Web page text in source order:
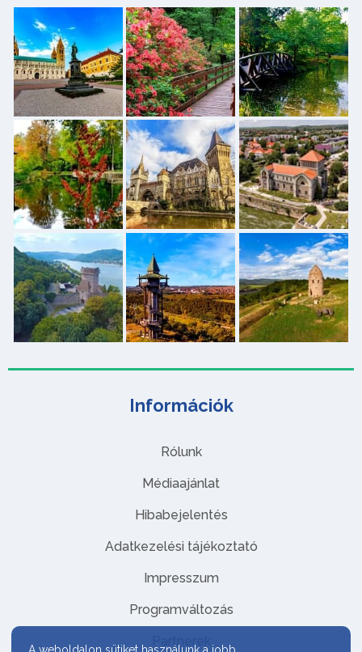
Információk
Rólunk
Médiaajánlat
Hibabejelentés
Adatkezelési tájékoztató
Impresszum
Programváltozás
Partnerek